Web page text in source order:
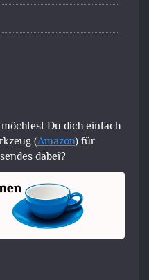
Du dich einfach
(Amazon) für
dabei?